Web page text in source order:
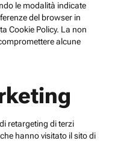
le modalità indicate
del browser in
Cookie Policy. La non
alcune
retargeting di terzi
hanno visitato il sito di